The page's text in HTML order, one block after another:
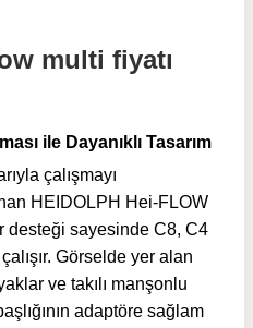
ile Dayanıklı Tasarım
çalışmayı
HEIDOLPH Hei-FLOW
desteği sayesinde C8, C4
Görselde yer alan
ve takılı manşonlu
adaptöre sağlam